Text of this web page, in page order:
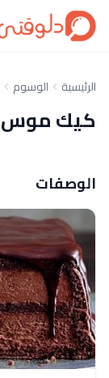
الرئيسية الوسوم
كيك موس
الوصفات